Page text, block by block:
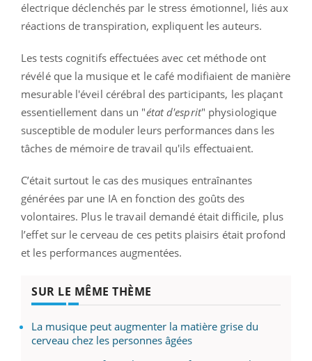
électrique déclenchés par le stress émotionnel, liés aux
réactions de transpiration, expliquent les auteurs.
Les tests cognitifs effectuées avec cet méthode ont
révélé que la musique et le café modifiaient de manière
mesurable l'éveil cérébral des participants, les plaçant
essentiellement dans un "état d'esprit" physiologique
susceptible de moduler leurs performances dans les
tâches de mémoire de travail qu'ils effectuaient.
C’était surtout le cas des musiques entraînantes
générées par une IA en fonction des goûts des
volontaires. Plus le travail demandé était difficile, plus
l’effet sur le cerveau de ces petits plaisirs était profond
et les performances augmentées.
SUR LE MÊME THÈME
La musique peut augmenter la matière grise du
cerveau chez les personnes âgées